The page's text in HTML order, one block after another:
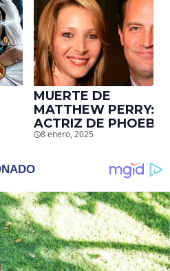
MUERTE DE
MATTHEW PERRY:
ACTRIZ DE PHOEBE,
EN ‘FRIENDS’,
EMOTIVO MENSAJE
QUE EL ACTOR LE
DEJÓ
8 enero, 2025